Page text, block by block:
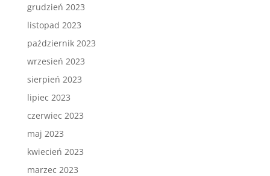
grudzień 2023
listopad 2023
październik 2023
wrzesień 2023
sierpień 2023
lipiec 2023
czerwiec 2023
maj 2023
kwiecień 2023
marzec 2023